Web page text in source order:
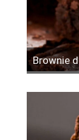
Brownie